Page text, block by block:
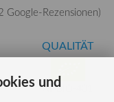
Google-Rezensionen)
QUALITÄT
AT-BIO-401
und